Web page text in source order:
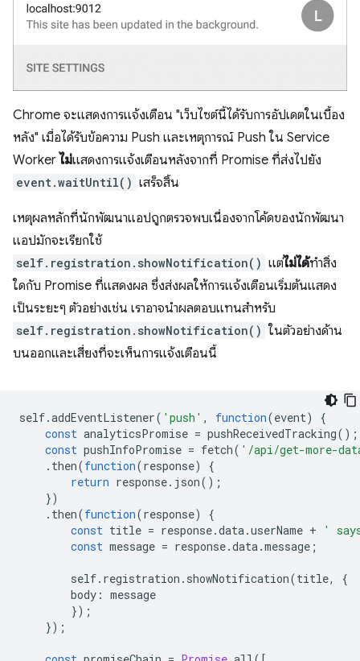
Chrome จะแสดงการแจ้งเตือน "เว็บไซต์นี้ได้รับการอัปเดตในเบื้อง
หลัง" เมื่อได้รับข้อความ Push และเหตุการณ์ Push ใน Service
Worker ไม่แสดงการแจ้งเตือนหลังจากที่ Promise ที่ส่งไปยัง
event.waitUntil() เสร็จสิ้น
เหตุผลหลักที่นักพัฒนาแอปถูกตรวจพบเนื่องจากโค้ดของนักพัฒนา
แอปมักจะเรียกใช้
self.registration.showNotification() แต่ไม่ได้ทำสิ่ง
ใดกับ Promise ที่แสดงผล ซึ่งส่งผลให้การแจ้งเตือนเริ่มต้นแสดง
เป็นระยะๆ ตัวอย่างเช่น เราอาจนำผลตอบแทนสำหรับ
self.registration.showNotification() ในตัวอย่างด้าน
บนออกและเสี่ยงที่จะเห็นการแจ้งเตือนนี้
self.addEventListener( 'push' , function(event)
{
const analyticsPromise = pushReceivedTracking();
const pushInfoPromise = fetch( '/api/get-more-
. then(function(response)
{
return response. json();
})
. then(function(response)
{
const title = response.data.userName +
'
const message = response.data.message ;
self. registration . showNotification(title,
{
body : message
});
});